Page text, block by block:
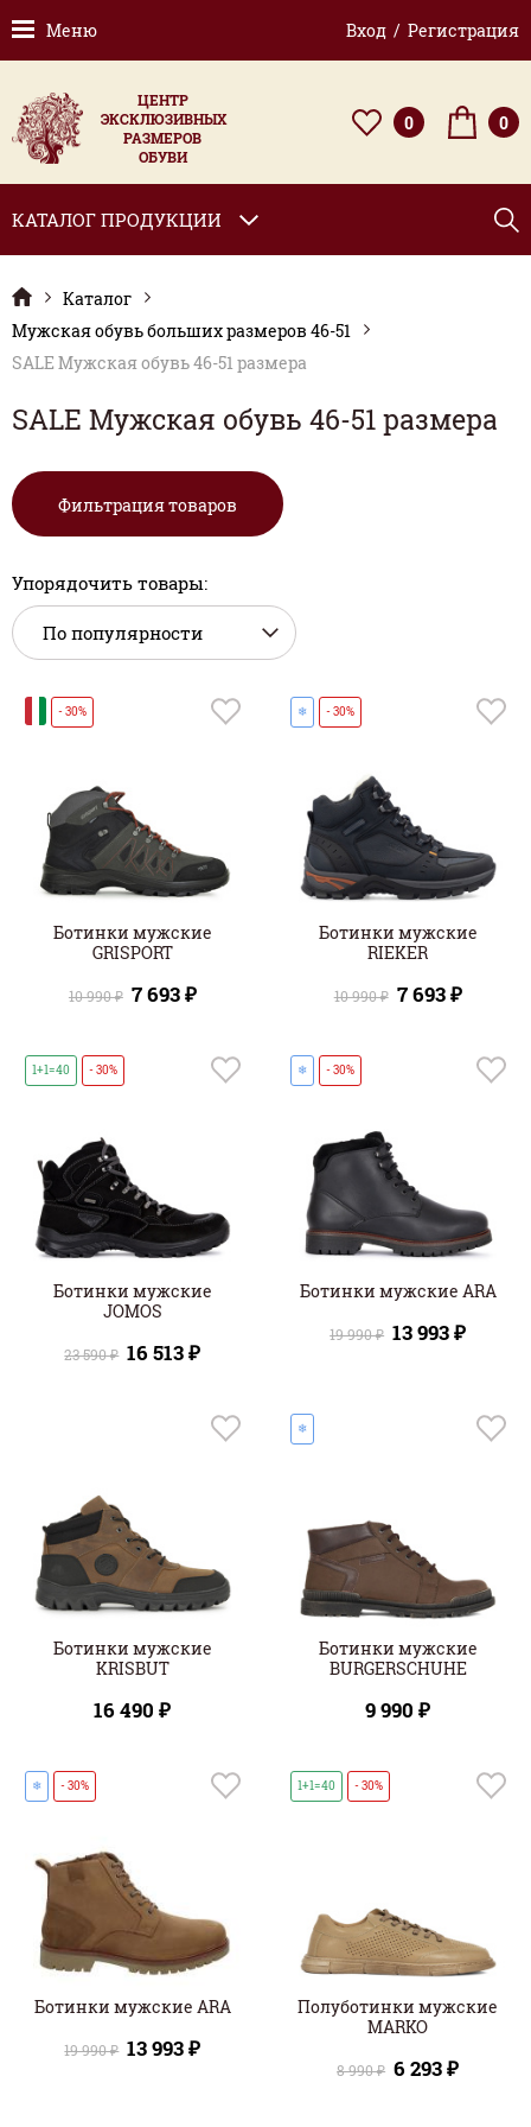
Меню Вход / Регистрация
ЦЕНТР
ЭКСКЛЮЗИВНЫХ
РАЗМЕРОВ
ОБУВИ
0 0
КАТАЛОГ ПРОДУКЦИИ
Каталог
Мужская обувь больших размеров 46-51
SALE Мужская обувь 46-51 размера
SALE Мужская обувь 46-51 размера
Фильтрация товаров
Упорядочить товары:
- 30%
Ботинки мужские
GRISPORT
10 990 ₽ 7 693 ₽
❄ - 30%
Ботинки мужские
RIEKER
10 990 ₽ 7 693 ₽
1+1=40 - 30%
Ботинки мужские
JOMOS
23 590 ₽ 16 513 ₽
❄ - 30%
Ботинки мужские ARA
19 990 ₽ 13 993 ₽
Ботинки мужские
KRISBUT
16 490 ₽
❄
Ботинки мужские
BURGERSCHUHE
9 990 ₽
❄ - 30%
Ботинки мужские ARA
19 990 ₽ 13 993 ₽
1+1=40 - 30%
Полуботинки мужские
MARKO
8 990 ₽ 6 293 ₽